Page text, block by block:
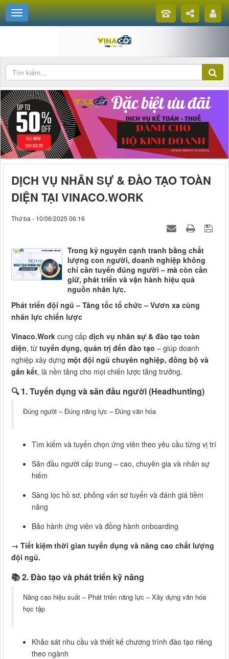
DỊCH VỤ NHÂN SỰ & ĐÀO TẠO TOÀN
DIỆN TẠI VINACO.WORK
Thứ ba - 10/06/2025 06:16
Trong kỷ nguyên cạnh tranh bằng chất
lượng con người, doanh nghiệp không
chỉ cần tuyển đúng người – mà còn cần
giữ, phát triển và vận hành hiệu quả
nguồn nhân lực.
Phát triển đội ngũ – Tăng tốc tổ chức – Vươn xa cùng
nhân lực chiến lược
Vinaco.Work cung cấp dịch vụ nhân sự & đào tạo toàn
diện, từ tuyển dụng, quản trị đến đào tạo – giúp doanh
nghiệp xây dựng một đội ngũ chuyên nghiệp, đồng bộ và
gắn kết, là nền tảng cho mọi chiến lược tăng trưởng.
🔍1. Tuyển dụng và săn đầu người (Headhunting)
Đúng người – Đúng năng lực – Đúng văn hóa
Tìm kiếm và tuyển chọn ứng viên theo yêu cầu từng vị trí
Săn đầu người cấp trung – cao, chuyên gia và nhân sự
hiếm
Sàng lọc hồ sơ, phỏng vấn sơ tuyển và đánh giá tiềm
năng
Bảo hành ứng viên và đồng hành onboarding
→ Tiết kiệm thời gian tuyển dụng và nâng cao chất lượng
đội ngũ.
📚2. Đào tạo và phát triển kỹ năng
Nâng cao hiệu suất – Phát triển năng lực – Xây dựng văn hóa
học tập
Khảo sát nhu cầu và thiết kế chương trình đào tạo riêng
theo ngành